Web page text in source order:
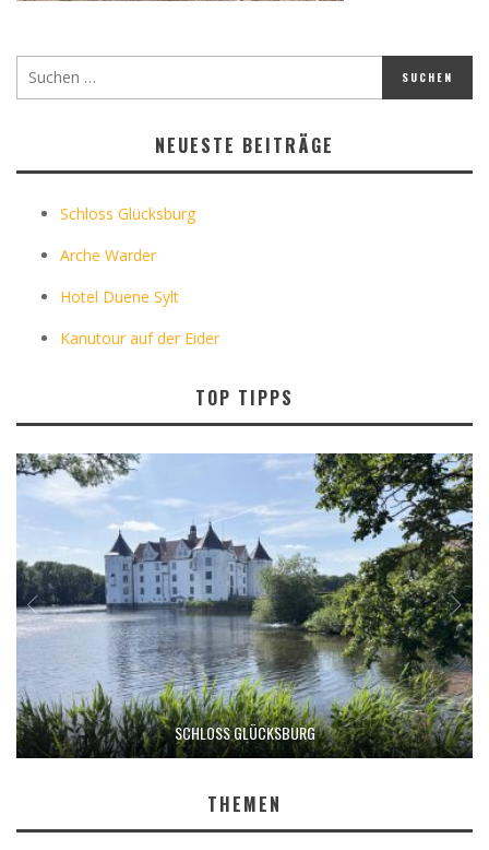
NEUESTE BEITRÄGE
Schloss Glücksburg
Arche Warder
Hotel Duene Sylt
Kanutour auf der Eider
TOP TIPPS
SCHLOSS GLÜCKSBURG
THEMEN